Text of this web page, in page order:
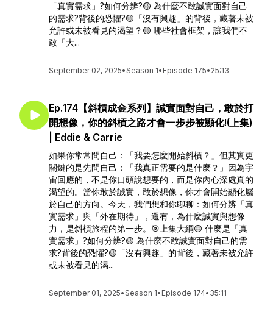
「真實需求」?如何分辨?🟡 為什麼不敢誠實面對自己
的需求?背後的恐懼?🟡「沒有興趣」的背後，藏著未被
允許或未被看見的渴望？🟡 哪些社會框架，讓我們不
敢「大...
September 02, 2025•Season 1• Episode 175• 25:13
Ep.174【斜槓成金系列】誠實面對自己，敢於打
開想像，你的斜槓之路才會一步步被顯化!(上集)
| Eddie & Carrie
如果你常常問自己：「我要怎麼開始斜槓？」但其實更
關鍵的是先問自己：「我真正需要的是什麼？」因為宇
宙回應的，不是你口頭說想要的，而是你內心深處真的
渴望的。當你敢於誠實，敢於想像，你才會開始顯化屬
於自己的方向。今天，我們想和你聊聊：如何分辨「真
實需求」與「外在期待」，還有，為什麼誠實與想像
力，是斜槓旅程的第一步。🎯上集大綱🟡 什麼是「真
實需求」?如何分辨?🟡 為什麼不敢誠實面對自己的需
求?背後的恐懼?🟡「沒有興趣」的背後，藏著未被允許
或未被看見的渴...
September 01, 2025•Season 1• Episode 174• 35:11